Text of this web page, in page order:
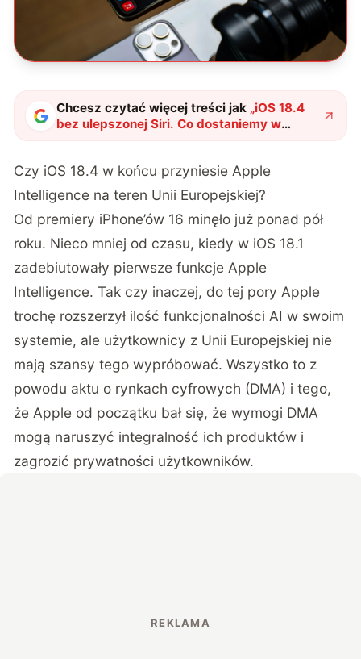
Chcesz czytać więcej treści jak „iOS 18.4
bez ulepszonej Siri. Co dostaniemy w
zamian?"?
Czy iOS 18.4 w końcu przyniesie Apple
Intelligence na teren Unii Europejskiej?
Od premiery iPhone’ów 16 minęło już ponad pół
roku. Nieco mniej od czasu, kiedy w iOS 18.1
zadebiutowały pierwsze funkcje Apple
Intelligence. Tak czy inaczej, do tej pory Apple
trochę rozszerzył ilość funkcjonalności AI w swoim
systemie, ale użytkownicy z Unii Europejskiej nie
mają szansy tego wypróbować. Wszystko to z
powodu aktu o rynkach cyfrowych (DMA) i tego,
że Apple od początku bał się, że wymogi DMA
mogą naruszyć integralność ich produktów i
zagrozić prywatności użytkowników.